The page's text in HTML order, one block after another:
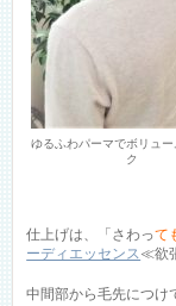
ゆるふわパーマでボリュー
ク
仕上げは、「さわって
ーディエッセンス≪欲
中間部から毛先につけ